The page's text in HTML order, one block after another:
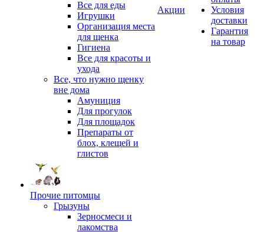
Все для еды
Игрушки
Организация места
для щенка
Гигиена
Все для красоты и
ухода
Все, что нужно щенку
вне дома
Амуниция
Для прогулок
Для площадок
Препараты от
блох, клещей и
глистов
Прочие питомцы
Грызуны
Зерносмеси и
лакомства
Акции
Условия
доставки
Гарантия
на товар